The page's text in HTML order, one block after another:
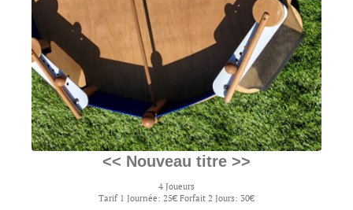
<< Nouveau titre >>
4 Joueurs
Tarif 1 Journée: 25€ Forfait 2 Jours: 30€